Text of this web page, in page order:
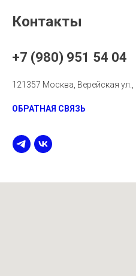
Контакты
+7 (980) 951 54 04
121357 Москва, Верейская ул.,
ОБРАТНАЯ СВЯЗЬ